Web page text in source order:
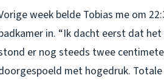
week belde Tobias me om
in. “Ik dacht eerst dat
er nog steeds twee
met hogedruk.